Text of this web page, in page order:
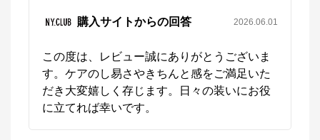
購入サイトからの回答 2026.06.01
この度は、レビュー誠にありがとうございま
す。ケアのし易さやきちんと感をご満足いた
だき大変嬉しく存じます。日々の装いにお役
に立てれば幸いです。